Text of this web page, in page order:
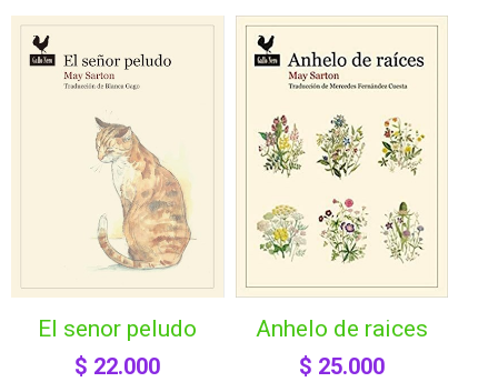
el senor peludo
$ 22.000
anhelo de raices
$ 25.000